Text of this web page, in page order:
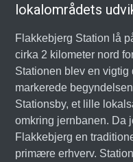
lokalområdets
Flakkebjerg Station lå
cirka 2 kilometer nord
Stationen blev en vigtig
markerede
Stationsby, et lille
omkring jernbanen. Da
Flakkebjerg en
primære erhverv.